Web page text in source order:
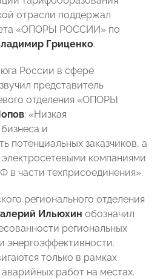
отрасли поддержал
«ОПОРЫ РОССИИ» по
Гриценко.
России в сфере
представитель
отделения «ОПОРЫ
: «Низкая
и
потенциальных заказчиков, а
компаниями
в части техприсоединения».
регионального отделения
Ильюхин обозначил
региональных
энергоэффективности.
только в рамках
работ на местах.